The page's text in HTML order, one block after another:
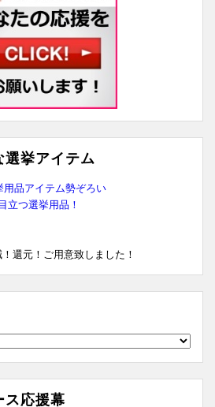
選挙アイテム
立つ選挙用品！
還元！ご用意致しました！
ス応援幕